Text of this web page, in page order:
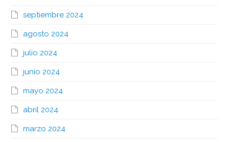
septiembre 2024
agosto 2024
julio 2024
junio 2024
mayo 2024
abril 2024
marzo 2024